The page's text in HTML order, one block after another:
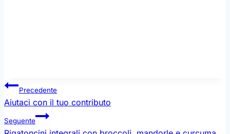
Navigazione
articoli
Precedente
Aiutaci con il tuo contributo
Seguente